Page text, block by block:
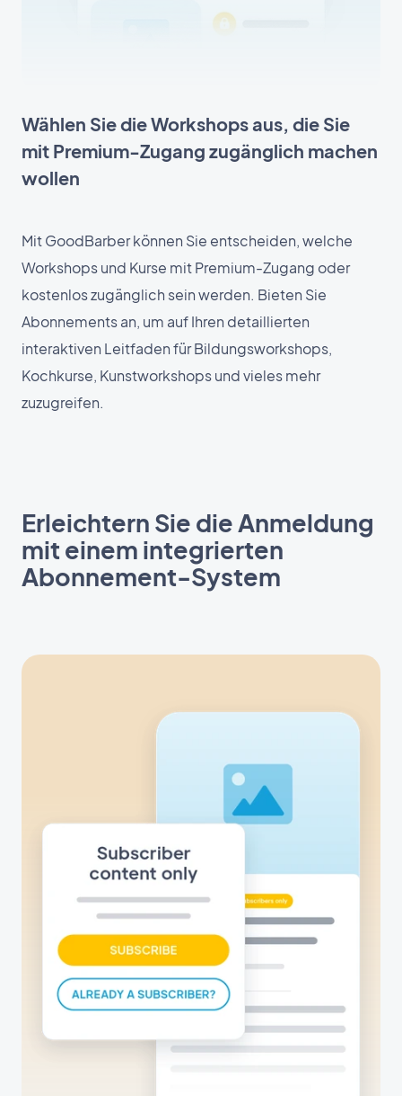
Wählen Sie die Workshops aus, die Sie
mit Premium-Zugang zugänglich machen
wollen
Mit GoodBarber können Sie entscheiden, welche
Workshops und Kurse mit Premium-Zugang oder
kostenlos zugänglich sein werden. Bieten Sie
Abonnements an, um auf Ihren detaillierten
interaktiven Leitfaden für Bildungsworkshops,
Kochkurse, Kunstworkshops und vieles mehr
zuzugreifen.
Erleichtern Sie die Anmeldung
mit einem integrierten
Abonnement-System